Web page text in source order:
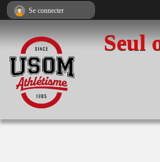
Seul
Se connecter
Panneau de gestion des cookies